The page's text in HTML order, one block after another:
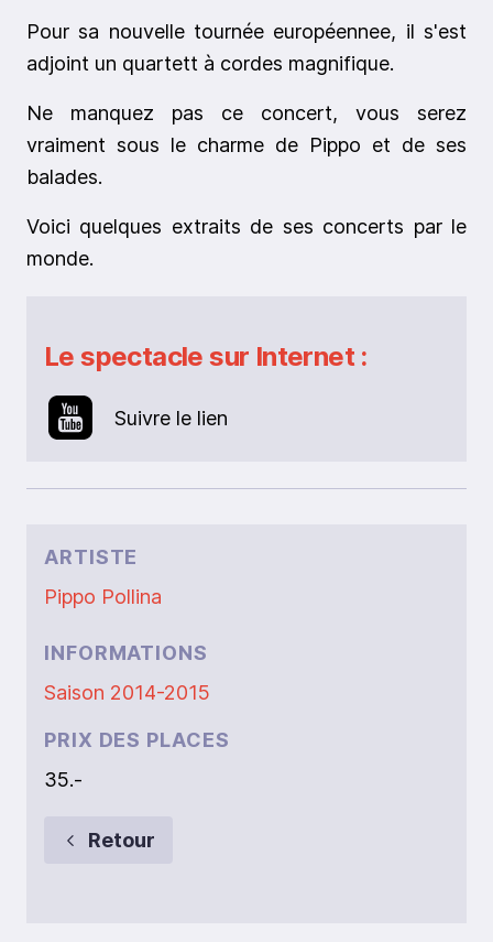
Pour sa nouvelle tournée européennee, il s'est
adjoint un quartett à cordes magnifique.
Ne manquez pas ce concert, vous serez
vraiment sous le charme de Pippo et de ses
balades.
Voici quelques extraits de ses concerts par le
monde.
Le spectacle sur Internet :
Suivre le lien
ARTISTE
Pippo Pollina
INFORMATIONS
Saison 2014-2015
PRIX DES PLACES
35.-
Retour